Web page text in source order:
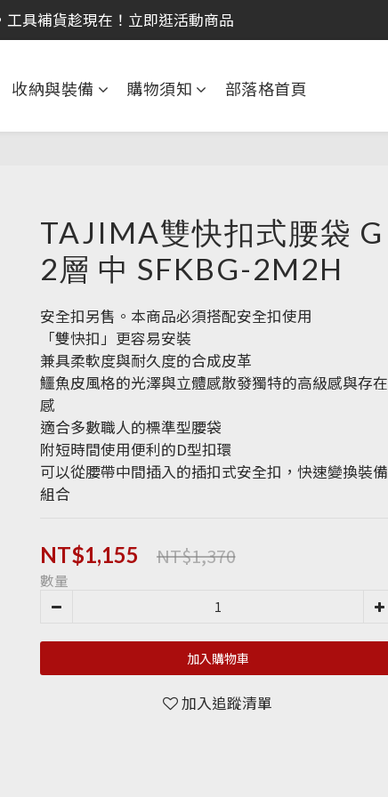
具補貨趁現在！立即逛活動商品
具補貨趁現在！立即逛活動商品
鬆完成任務 ※加入會員※
具補貨趁現在！立即逛活動商品
收納與裝備 購物須知 部落格首頁
TAJIMA雙快扣式腰袋 G
2層 中 SFKBG-2M2H
安全扣另售。本商品必須搭配安全扣使用
「雙快扣」更容易安裝
兼具柔軟度與耐久度的合成皮革
鱷魚皮風格的光澤與立體感散發獨特的高級感與存在
感
適合多數職人的標準型腰袋
附短時間使用便利的D型扣環
可以從腰帶中間插入的插扣式安全扣，快速變換裝備
組合
NT$1,155 NT$1,370
數量
加入購物車
加入追蹤清單